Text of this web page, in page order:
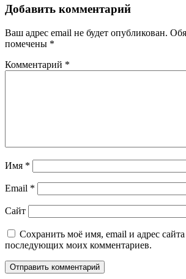
Добавить комментарий
Ваш адрес email не будет опубликован.
помечены *
Комментарий *
Имя *
Email *
Сайт
Сохранить моё имя, email и адрес сайта
последующих моих комментариев.